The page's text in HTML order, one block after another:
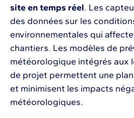
site en temps réel. Les
des données sur les
environnementales qui
chantiers. Les modèles de
météorologique intégrés aux
de projet permettent une
et minimisent les impacts
météorologiques.